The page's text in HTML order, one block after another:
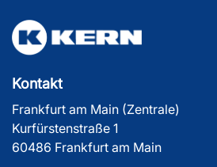
Kontakt
Frankfurt am Main (Zentrale)
Kurfürstenstraße 1
60486 Frankfurt am Main